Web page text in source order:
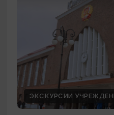
ЭКСКУРСИИ